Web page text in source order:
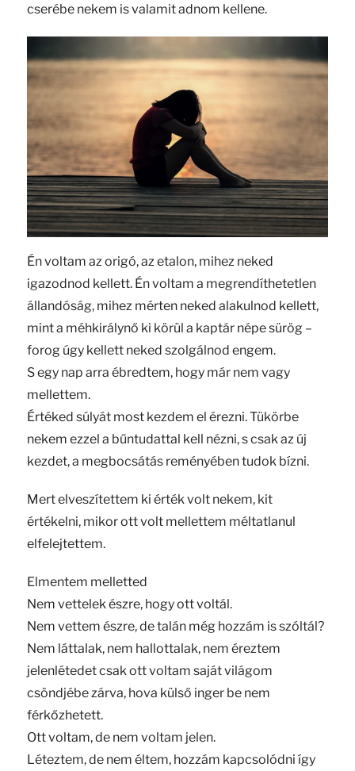
cserébe nekem is valamit adnom kellene.
Én voltam az origó, az etalon, mihez neked
igazodnod kellett. Én voltam a megrendíthetetlen
állandóság, mihez mérten neked alakulnod kellett,
mint a méhkirálynő ki körül a kaptár népe sürög –
forog úgy kellett neked szolgálnod engem.
S egy nap arra ébredtem, hogy már nem vagy
mellettem.
Értéked súlyát most kezdem el érezni. Tükörbe
nekem ezzel a bűntudattal kell nézni, s csak az új
kezdet, a megbocsátás reményében tudok bízni.
Mert elveszítettem ki érték volt nekem, kit
értékelni, mikor ott volt mellettem méltatlanul
elfelejtettem.
Elmentem melletted
Nem vettelek észre, hogy ott voltál.
Nem vettem észre, de talán még hozzám is szóltál?
Nem láttalak, nem hallottalak, nem éreztem
jelenlétedet csak ott voltam saját világom
csöndjébe zárva, hova külső inger be nem
férkőzhetett.
Ott voltam, de nem voltam jelen.
Léteztem, de nem éltem, hozzám kapcsolódni így